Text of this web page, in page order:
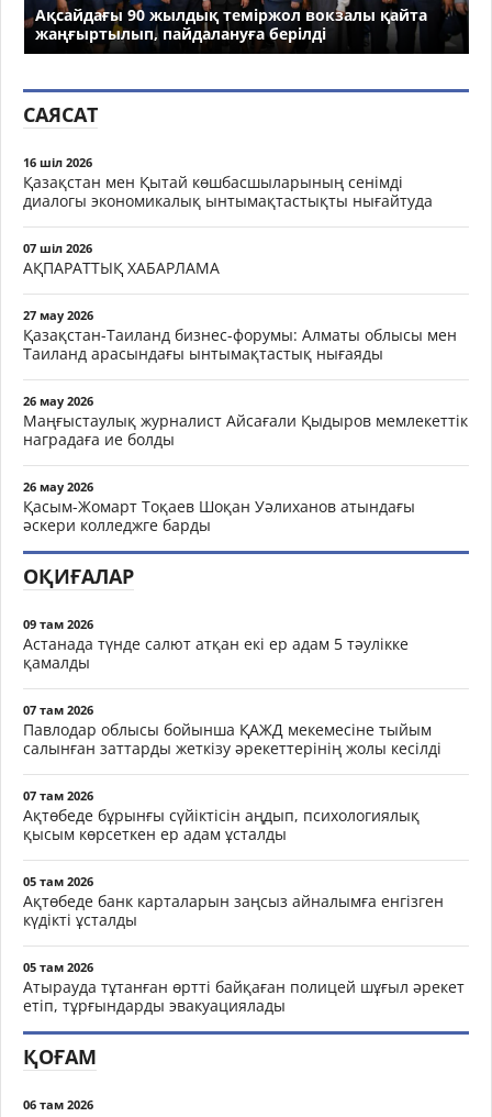
Ақсайдағы 90 жылдық теміржол вокзалы қайта
жаңғыртылып, пайдалануға берілді
САЯСАТ
16 шіл 2026
Қазақстан мен Қытай көшбасшыларының сенімді
диалогы экономикалық ынтымақтастықты нығайтуда
07 шіл 2026
АҚПАРАТТЫҚ ХАБАРЛАМА
27 мау 2026
Қазақстан-Таиланд бизнес-форумы: Алматы облысы мен
Таиланд арасындағы ынтымақтастық нығаяды
26 мау 2026
Маңғыстаулық журналист Айсағали Қыдыров мемлекеттік
наградаға ие болды
26 мау 2026
Қасым-Жомарт Тоқаев Шоқан Уәлиханов атындағы
әскери колледжге барды
ОҚИҒАЛАР
09 там 2026
Астанада түнде салют атқан екі ер адам 5 тәулікке
қамалды
07 там 2026
Павлодар облысы бойынша ҚАЖД мекемесіне тыйым
салынған заттарды жеткізу әрекеттерінің жолы кесілді
07 там 2026
Ақтөбеде бұрынғы сүйіктісін аңдып, психологиялық
қысым көрсеткен ер адам ұсталды
05 там 2026
Ақтөбеде банк карталарын заңсыз айналымға енгізген
күдікті ұсталды
05 там 2026
Атырауда тұтанған өртті байқаған полицей шұғыл әрекет
етіп, тұрғындарды эвакуациялады
ҚОҒАМ
06 там 2026